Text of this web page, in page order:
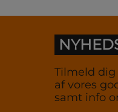
Tilmeld dig
af vores
samt info